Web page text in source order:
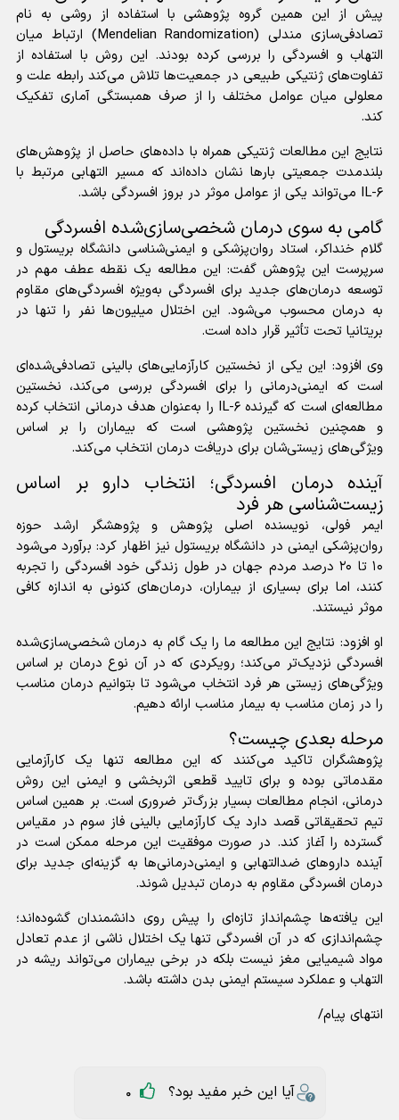
پیش از این همین گروه پژوهشی با استفاده از روشی به نام
تصادفی‌سازی مندلی (Mendelian Randomization) ارتباط میان
التهاب و افسردگی را بررسی کرده بودند. این روش با استفاده از
تفاوت‌های ژنتیکی طبیعی در جمعیت‌ها تلاش می‌کند رابطه علت و
معلولی میان عوامل مختلف را از صرف همبستگی آماری تفکیک
کند.
نتایج این مطالعات ژنتیکی همراه با داده‌های حاصل از پژوهش‌های
بلندمدت جمعیتی بار‌ها نشان داده‌اند که مسیر التهابی مرتبط با
IL-۶ می‌تواند یکی از عوامل موثر در بروز افسردگی باشد.
گامی به سوی درمان شخصی‌سازی‌شده افسردگی
گلام خنداکر، استاد روان‌پزشکی و ایمنی‌شناسی دانشگاه بریستول و
سرپرست این پژوهش گفت: این مطالعه یک نقطه عطف مهم در
توسعه درمان‌های جدید برای افسردگی به‌ویژه افسردگی‌های مقاوم
به درمان محسوب می‌شود. این اختلال میلیون‌ها نفر را تنها در
بریتانیا تحت تأثیر قرار داده است.
وی افزود: این یکی از نخستین کارآزمایی‌های بالینی تصادفی‌شده‌ای
است که ایمنی‌درمانی را برای افسردگی بررسی می‌کند، نخستین
مطالعه‌ای است که گیرنده IL-۶ را به‌عنوان هدف درمانی انتخاب کرده
و همچنین نخستین پژوهشی است که بیماران را بر اساس
ویژگی‌های زیستی‌شان برای دریافت درمان انتخاب می‌کند.
آینده درمان افسردگی؛ انتخاب دارو بر اساس
زیست‌شناسی هر فرد
ایمر فولی، نویسنده اصلی پژوهش و پژوهشگر ارشد حوزه
روان‌پزشکی ایمنی در دانشگاه بریستول نیز اظهار کرد: برآورد می‌شود
۱۰ تا ۲۰ درصد مردم جهان در طول زندگی خود افسردگی را تجربه
کنند، اما برای بسیاری از بیماران، درمان‌های کنونی به اندازه کافی
موثر نیستند.
او افزود: نتایج این مطالعه ما را یک گام به درمان شخصی‌سازی‌شده
افسردگی نزدیک‌تر می‌کند؛ رویکردی که در آن نوع درمان بر اساس
ویژگی‌های زیستی هر فرد انتخاب می‌شود تا بتوانیم درمان مناسب
را در زمان مناسب به بیمار مناسب ارائه دهیم.
مرحله بعدی چیست؟
پژوهشگران تاکید می‌کنند که این مطالعه تنها یک کارآزمایی
مقدماتی بوده و برای تایید قطعی اثربخشی و ایمنی این روش
درمانی، انجام مطالعات بسیار بزرگ‌تر ضروری است. بر همین اساس
تیم تحقیقاتی قصد دارد یک کارآزمایی بالینی فاز سوم در مقیاس
گسترده را آغاز کند. در صورت موفقیت این مرحله ممکن است در
آینده دارو‌های ضدالتهابی و ایمنی‌درمانی‌ها به گزینه‌ای جدید برای
درمان افسردگی مقاوم به درمان تبدیل شوند.
این یافته‌ها چشم‌انداز تازه‌ای را پیش روی دانشمندان گشوده‌اند؛
چشم‌اندازی که در آن افسردگی تنها یک اختلال ناشی از عدم تعادل
مواد شیمیایی مغز نیست بلکه در برخی بیماران می‌تواند ریشه در
التهاب و عملکرد سیستم ایمنی بدن داشته باشد.
انتهای پیام/
آیا این خبر مفید بود؟ 0